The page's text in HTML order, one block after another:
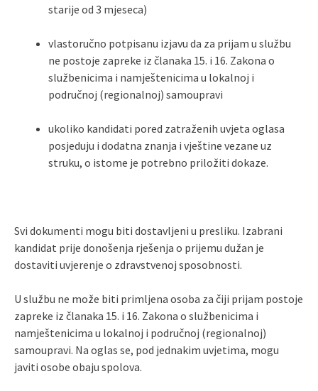
starije od 3 mjeseca)
vlastoručno potpisanu izjavu da za prijam u službu
ne postoje zapreke iz članaka 15. i 16. Zakona o
službenicima i namještenicima u lokalnoj i
područnoj (regionalnoj) samoupravi
ukoliko kandidati pored zatraženih uvjeta oglasa
posjeduju i dodatna znanja i vještine vezane uz
struku, o istome je potrebno priložiti dokaze.
Svi dokumenti mogu biti dostavljeni u presliku. Izabrani
kandidat prije donošenja rješenja o prijemu dužan je
dostaviti uvjerenje o zdravstvenoj sposobnosti.
U službu ne može biti primljena osoba za čiji prijam postoje
zapreke iz članaka 15. i 16. Zakona o službenicima i
namještenicima u lokalnoj i područnoj (regionalnoj)
samoupravi. Na oglas se, pod jednakim uvjetima, mogu
javiti osobe obaju spolova.